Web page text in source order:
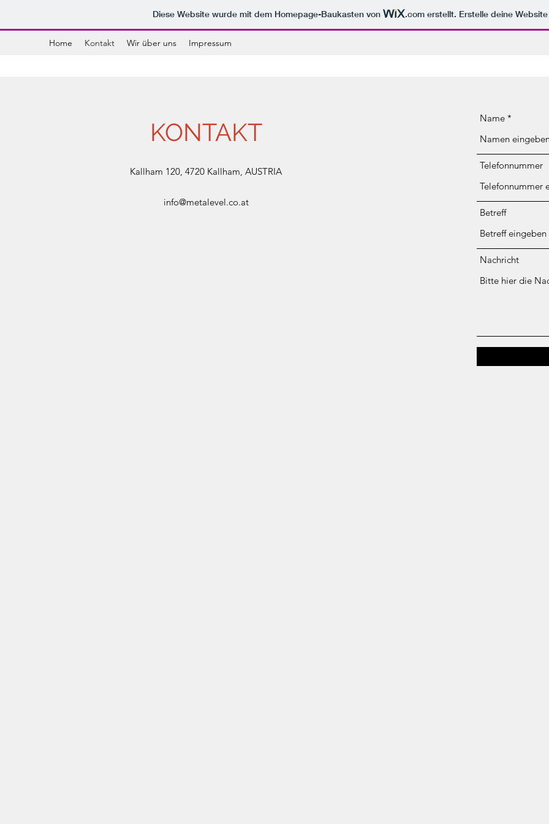
Diese Website wurde mit dem Homepage-Baukasten von .com erstellt. Erstelle deine
Home Kontakt Wir über uns Impressum
KONTAKT
Kallham 120, 4720 Kallham, AUSTRIA
info@metalevel.co.at
Name
Telefonnummer
Betreff
Nachricht